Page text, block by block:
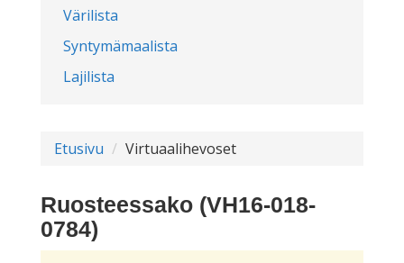
Värilista
Syntymämaalista
Lajilista
Etusivu Virtuaalihevoset
Ruosteessako (VH16-018-
0784)